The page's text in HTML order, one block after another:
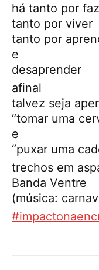
há tanto por
tanto por viver
tanto por
e
desaprender
afinal
talvez seja
“tomar uma
e
“puxar uma
trechos em
Banda Ventre
(música: